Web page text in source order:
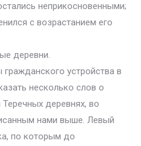
неприкосновенными;
с возрастанием его
деревни.
устройства в
несколько слов о
деревнях, во
нами выше. Левый
по которым до